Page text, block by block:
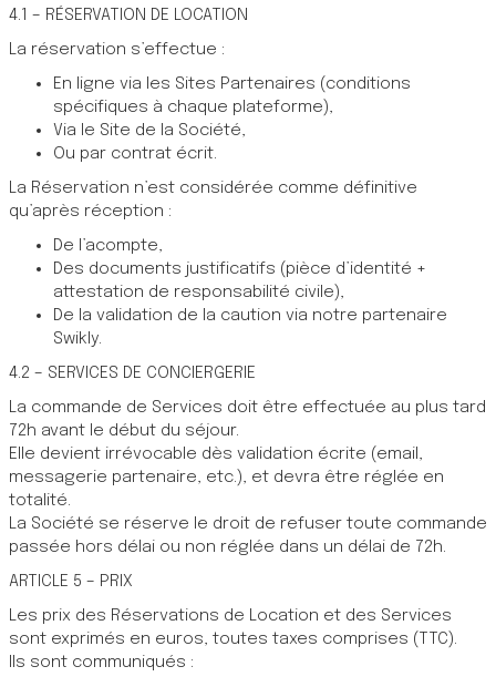
4.1 – RÉSERVATION DE LOCATION
La réservation s’effectue :
En ligne via les Sites Partenaires (conditions
spécifiques à chaque plateforme),
Via le Site de la Société,
Ou par contrat écrit.
La Réservation n’est considérée comme définitive
qu’après réception :
De l’acompte,
Des documents justificatifs (pièce d’identité +
attestation de responsabilité civile),
De la validation de la caution via notre partenaire
Swikly.
4.2 – SERVICES DE CONCIERGERIE
La commande de Services doit être effectuée au plus tard
72h avant le début du séjour.
Elle devient irrévocable dès validation écrite (email,
messagerie partenaire, etc.), et devra être réglée en
totalité.
La Société se réserve le droit de refuser toute commande
passée hors délai ou non réglée dans un délai de 72h.
ARTICLE 5 – PRIX
Les prix des Réservations de Location et des Services
sont exprimés en euros, toutes taxes comprises (TTC).
Ils sont communiqués :